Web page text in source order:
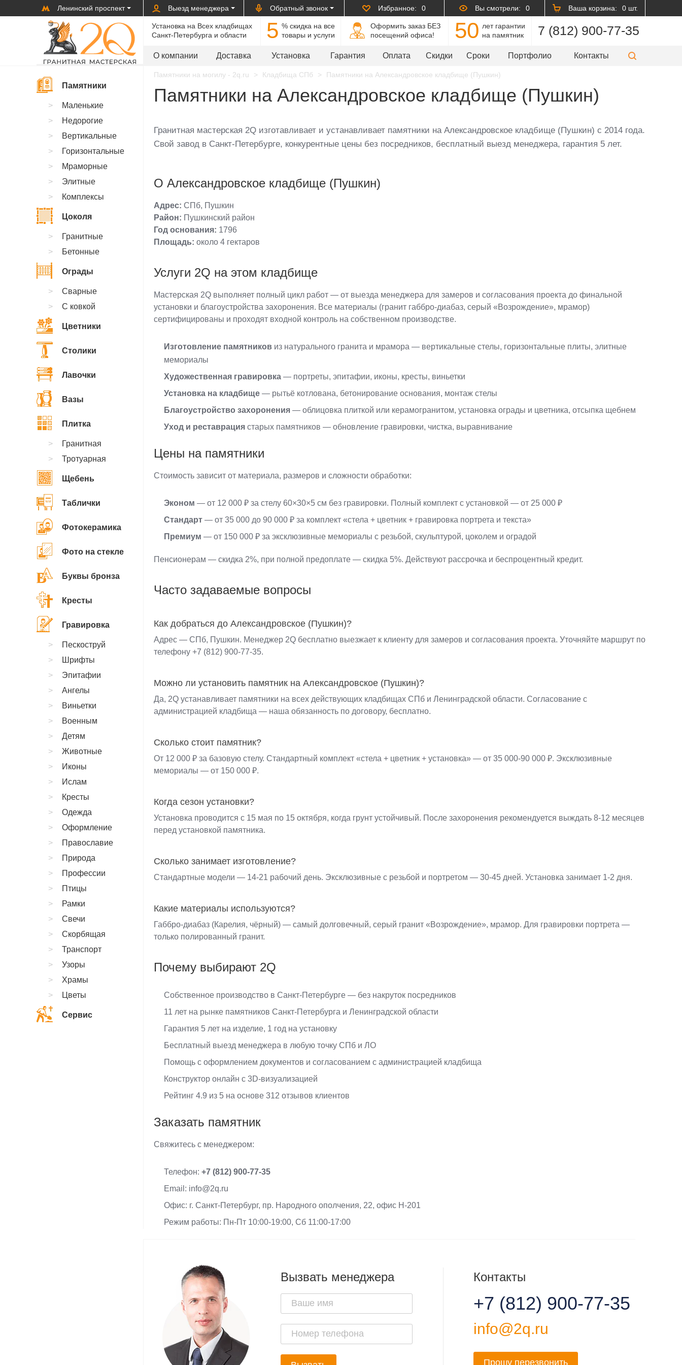
Ленинский проспект Выезд менеджера Обратный звонок Избранное: 0 Вы смотрели: 0 Ваша корзина: 0 шт.
Установка на Всех кладбищах
Санкт-Петербурга и области
5 % cкидка на все
товары и услуги
Оформить заказ БЕЗ
посещений офиса!
50 лет гарантии
на памятник
7 (812) 900-77-35
О компании Доставка Установка Гарантия Оплата Скидки Сроки Портфолио Контакты
Памятники на могилу - 2q.ru Кладбища СПб Памятники на Александровское кладбище (Пушкин)
Памятники на Александровское кладбище (Пушкин)
Гранитная мастерская 2Q изготавливает и устанавливает памятники на Александровское кладбище (Пушкин) с 2014 года.
Свой завод в Санкт-Петербурге, конкурентные цены без посредников, бесплатный выезд менеджера, гарантия 5 лет.
О Александровское кладбище (Пушкин)
Адрес: СПб, Пушкин
Район: Пушкинский район
Год основания: 1796
Площадь: около 4 гектаров
Услуги 2Q на этом кладбище
Мастерская 2Q выполняет полный цикл работ — от выезда менеджера для замеров и согласования проекта до финальной
установки и благоустройства захоронения. Все материалы (гранит габбро-диабаз, серый «Возрождение», мрамор)
сертифицированы и проходят входной контроль на собственном производстве.
Изготовление памятников из натурального гранита и мрамора — вертикальные стелы, горизонтальные плиты, элитные
мемориалы
Художественная гравировка — портреты, эпитафии, иконы, кресты, виньетки
Установка на кладбище — рытьё котлована, бетонирование основания, монтаж стелы
Благоустройство захоронения — облицовка плиткой или керамогранитом, установка ограды и цветника, отсыпка щебнем
Уход и реставрация старых памятников — обновление гравировки, чистка, выравнивание
Цены на памятники
Стоимость зависит от материала, размеров и сложности обработки:
Эконом — от 12 000 ₽ за стелу 60×30×5 см без гравировки. Полный комплект с установкой — от 25 000 ₽
Стандарт — от 35 000 до 90 000 ₽ за комплект «стела + цветник + гравировка портрета и текста»
Премиум — от 150 000 ₽ за эксклюзивные мемориалы с резьбой, скульптурой, цоколем и оградой
Пенсионерам — скидка 2%, при полной предоплате — скидка 5%. Действуют рассрочка и беспроцентный кредит.
Часто задаваемые вопросы
Как добраться до Александровское (Пушкин)?
Адрес — СПб, Пушкин. Менеджер 2Q бесплатно выезжает к клиенту для замеров и согласования проекта. Уточняйте маршрут по
телефону +7 (812) 900-77-35.
Можно ли установить памятник на Александровское (Пушкин)?
Да, 2Q устанавливает памятники на всех действующих кладбищах СПб и Ленинградской области. Согласование с
администрацией кладбища — наша обязанность по договору, бесплатно.
Сколько стоит памятник?
От 12 000 ₽ за базовую стелу. Стандартный комплект «стела + цветник + установка» — от 35 000-90 000 ₽. Эксклюзивные
мемориалы — от 150 000 ₽.
Когда сезон установки?
Установка проводится с 15 мая по 15 октября, когда грунт устойчивый. После захоронения рекомендуется выждать 8-12 месяцев
перед установкой памятника.
Сколько занимает изготовление?
Стандартные модели — 14-21 рабочий день. Эксклюзивные с резьбой и портретом — 30-45 дней. Установка занимает 1-2 дня.
Какие материалы используются?
Габбро-диабаз (Карелия, чёрный) — самый долговечный, серый гранит «Возрождение», мрамор. Для гравировки портрета —
только полированный гранит.
Почему выбирают 2Q
Собственное производство в Санкт-Петербурге — без накруток посредников
11 лет на рынке памятников Санкт-Петербурга и Ленинградской области
Гарантия 5 лет на изделие, 1 год на установку
Бесплатный выезд менеджера в любую точку СПб и ЛО
Помощь с оформлением документов и согласованием с администрацией кладбища
Конструктор онлайн с 3D-визуализацией
Рейтинг 4.9 из 5 на основе 312 отзывов клиентов
Заказать памятник
Свяжитесь с менеджером:
Телефон: +7 (812) 900-77-35
Email: info@2q.ru
Офис: г. Санкт-Петербург, пр. Народного ополчения, 22, офис Н-201
Режим работы: Пн-Пт 10:00-19:00, Сб 11:00-17:00
Памятники
Маленькие
Недорогие
Вертикальные
Горизонтальные
Мраморные
Элитные
Комплексы
Цоколя
Гранитные
Бетонные
Ограды
Сварные
С ковкой
Цветники
Столики
Лавочки
Вазы
Плитка
Гранитная
Тротуарная
Щебень
Таблички
Фотокерамика
Фото на стекле
Буквы бронза
Кресты
Гравировка
Пескоструй
Шрифты
Эпитафии
Ангелы
Виньетки
Военным
Детям
Животные
Иконы
Ислам
Кресты
Одежда
Оформление
Православие
Природа
Профессии
Птицы
Рамки
Свечи
Скорбящая
Транспорт
Узоры
Храмы
Цветы
Сервис
Вызвать менеджера Контакты
+7 (812) 900-77-35
info@2q.ru
Прошу перезвонить